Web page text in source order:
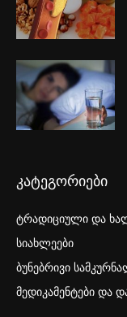
კატეგორიები
ტრადიციული და
სიახლეები
ბუნებრივი
მედიკამენტები და